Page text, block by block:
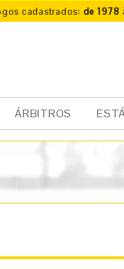
cadastrados: de 1978
ÁRBITROS